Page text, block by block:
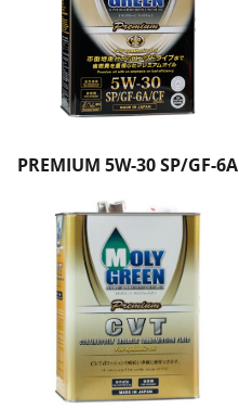
PREMIUM 5W-30 SP/GF-6A